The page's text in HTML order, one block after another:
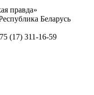
правда»
Беларусь
(17) 311-16-59